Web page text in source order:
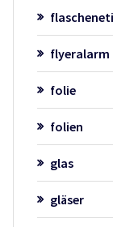
flyeralarm
folie
folien
glas
gläser